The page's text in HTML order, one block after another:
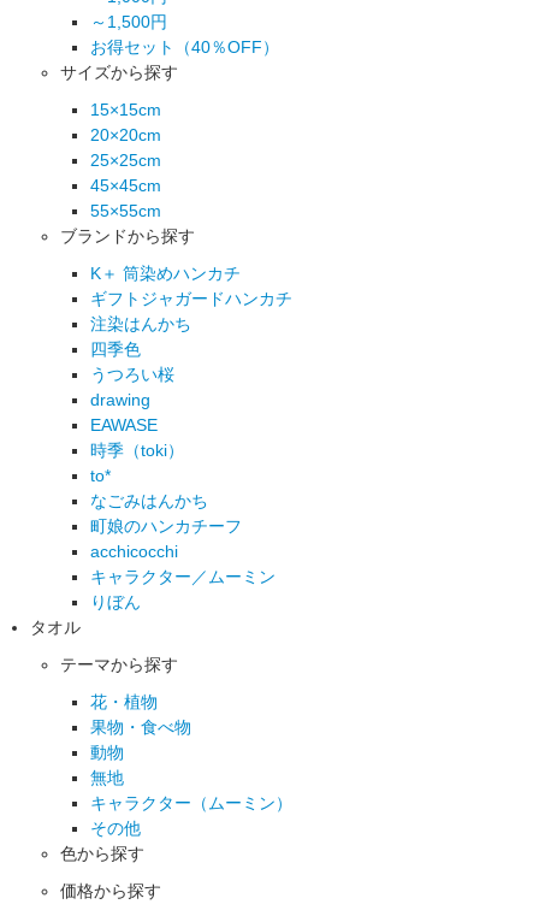
～1,500円
お得セット（40％OFF）
サイズから探す
15×15cm
20×20cm
25×25cm
45×45cm
55×55cm
ブランドから探す
K＋ 筒染めハンカチ
ギフトジャガードハンカチ
注染はんかち
四季色
うつろい桜
drawing
EAWASE
時季（toki）
to*
なごみはんかち
町娘のハンカチーフ
acchicocchi
キャラクター／ムーミン
りぼん
タオル
テーマから探す
花・植物
果物・食べ物
動物
無地
キャラクター（ムーミン）
その他
色から探す
価格から探す